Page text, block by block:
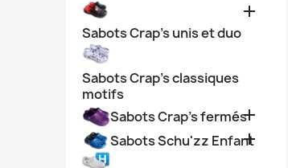
Sabots Crap's unis et duo

Sabots Crap's classiques
motifs
Sabots Crap's fermés
Sabots Schu'zz Enfant
